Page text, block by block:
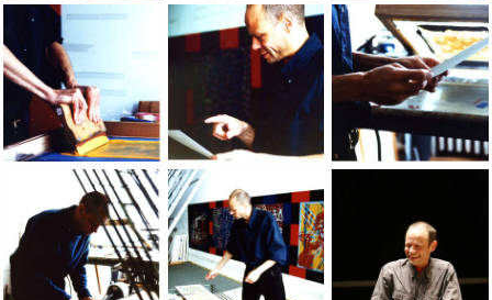
Jean-Pierre Sergent at work in the LIC Studio, NY, photos by
Jean-Pierre Sergent at work in the LIC
Jean-Pierre
Jean-Pierre Sergent at work in the LIC Studio, NY, photos by
Jean-Pierre Sergent at work in the LIC
Jean-Pierre